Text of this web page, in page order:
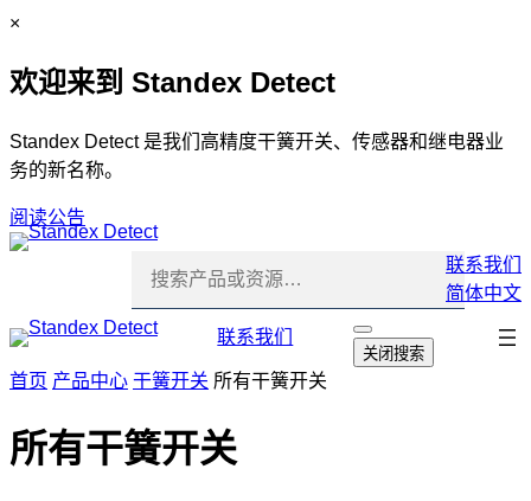
跳
内
C
o
e
×
欢迎来到 Standex Detect
Standex Detect 是我们高精度干簧开关、传感器和继电器业
务的新名称。
阅读公告
联系我们
简体中文
联系我们
打
开
关闭搜索
跳
首页 产品中心 干簧开关 所有干簧开关
所有干簧开关